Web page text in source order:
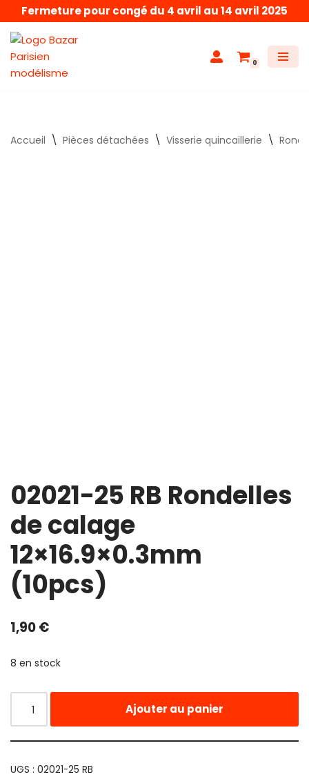
Aller
au
contenu
Fermeture pour congé du 4 avril au 14 avril 2025
0
Accueil \ Pièces détachées \ Visserie quincaillerie \
02021-25 RB Rondelles
de calage
12×16.9×0.3mm
(10pcs)
1,90€
8 en stock
Ajouter au panier
UGS : 02021-25 RB